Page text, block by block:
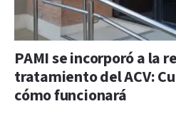
PAMI se incorporó a la
tratamiento del ACV:
cómo funcionará